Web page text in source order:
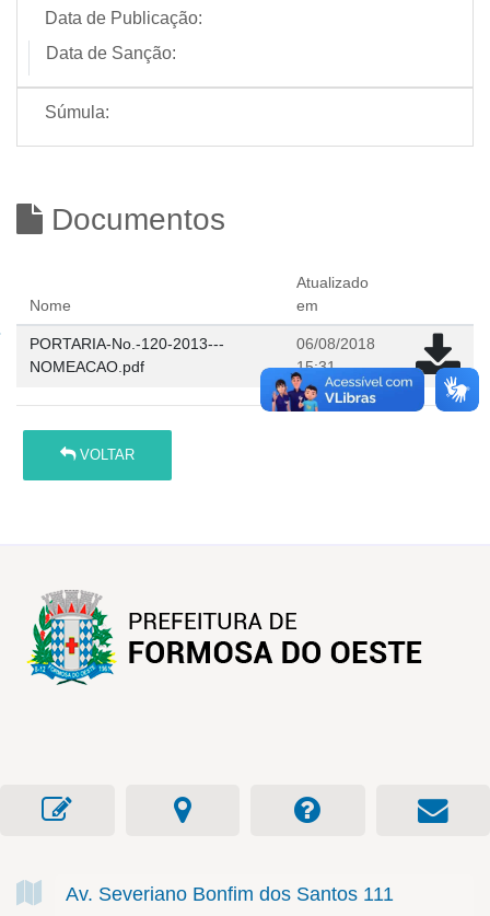
Data de Publicação:
Data de Sanção:
Súmula:
Documentos
Nome
Atualizado
em
PORTARIA-No.-120-2013---
NOMEACAO.pdf
06/08/2018
15:31
VOLTAR
Av. Severiano Bonfim dos Santos 111